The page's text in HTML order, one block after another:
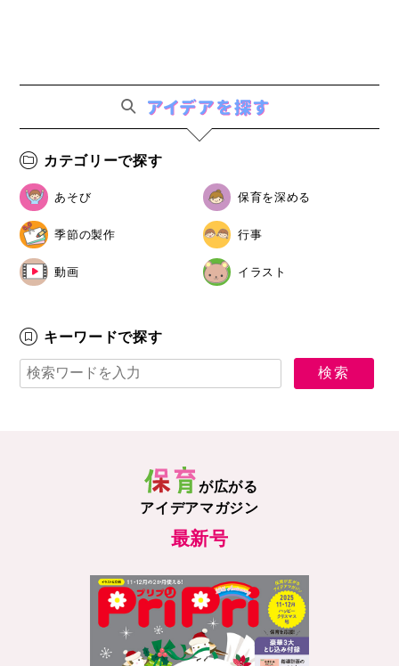
カテゴリーで探す
あそび 保育を深める
季節の製作 行事
動画 イラスト
キーワードで探す
が広がる
アイデアマガジン
最新号